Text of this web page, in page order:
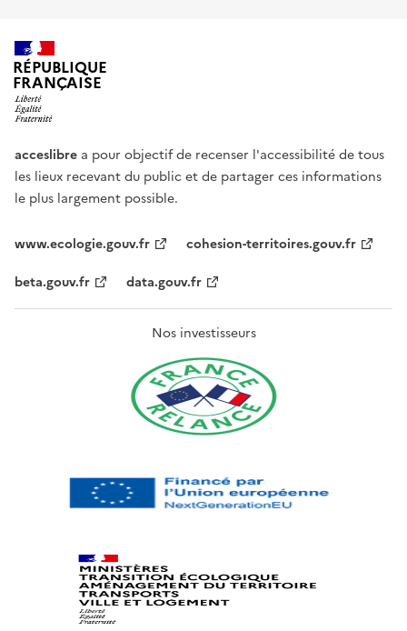
RÉPUBLIQUE
FRANÇAISE
acceslibre a pour objectif de recenser l'accessibilité de tous
les lieux recevant du public et de partager ces informations
le plus largement possible.
www.ecologie.gouv.fr
cohesion-territoires.gouv.fr
beta.gouv.fr
data.gouv.fr
Nos investisseurs